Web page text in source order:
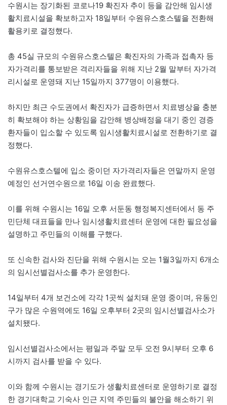
수원시는 장기화된 코로나19 확진자 추이 등을 감안해 임시생
활치료시설을 확보하고자 18일부터 수원유스호스텔을 전환해
활용키로 결정했다.
총 45실 규모의 수원유스호스텔은 확진자의 가족과 접촉자 등
자가격리를 통보받은 격리자들을 위해 지난 2월 말부터 자가격
리시설로 운영돼 지난 15일까지 377명이 이용했다.
하지만 최근 수도권에서 확진자가 급증하면서 치료병상을 충분
히 확보해야 하는 상황임을 감안해 병상배정을 대기 중인 경증
환자들이 입소할 수 있도록 임시생활치료시설로 전환하기로 결
정했다.
수원유스호스텔에 입소 중이던 자가격리자들은 연말까지 운영
예정인 선거연수원으로 16일 이송 완료했다.
이를 위해 수원시는 16일 오후 서둔동 행정복지센터에서 동 주
민단체 대표들을 만나 임시생활치료센터 운영에 대한 필요성을
설명하고 주민들의 이해를 구했다.
또 신속한 검사와 진단을 위해 수원시는 오는 1월3일까지 6개소
의 임시선별검사소를 추가 운영한다.
14일부터 4개 보건소에 각각 1곳씩 설치돼 운영 중이며, 유동인
구가 많은 수원역에도 16일 오후부터 2곳의 임시선별검사소가
설치됐다.
임시선별검사소에서는 평일과 주말 모두 오전 9시부터 오후 6
시까지 검사를 받을 수 있다.
이와 함께 수원시는 경기도가 생활치료센터로 운영하기로 결정
한 경기대학교 기숙사 인근 지역 주민들의 불안을 해소하기 위